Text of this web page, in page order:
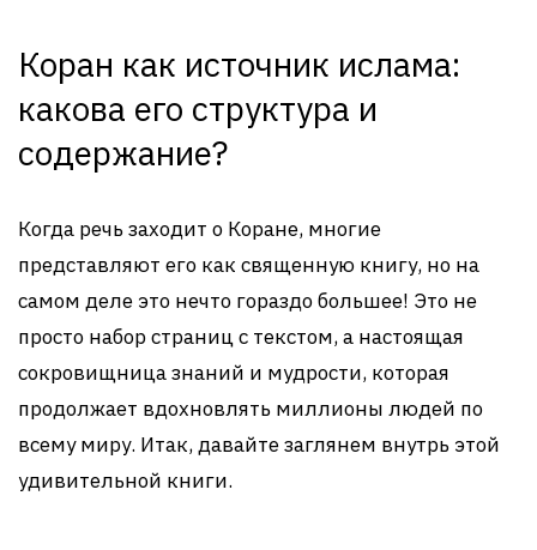
Коран как источник ислама:
какова его структура и
содержание?
Когда речь заходит о Коране, многие
представляют его как священную книгу, но на
самом деле это нечто гораздо большее! Это не
просто набор страниц с текстом, а настоящая
сокровищница знаний и мудрости, которая
продолжает вдохновлять миллионы людей по
всему миру. Итак, давайте заглянем внутрь этой
удивительной книги.